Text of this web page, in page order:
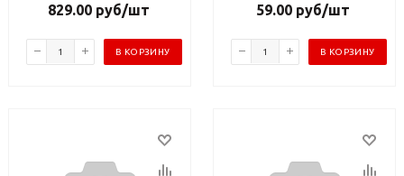
829.00руб/шт
В КОРЗИНУ
59.00 руб/шт
В КОРЗИНУ